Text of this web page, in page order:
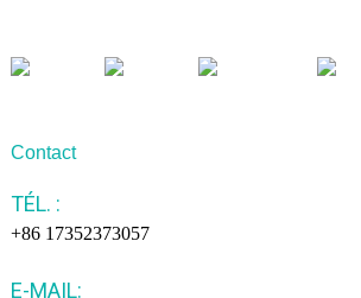
Contact
TÉL. :
+86 17352373057
E-MAIL: